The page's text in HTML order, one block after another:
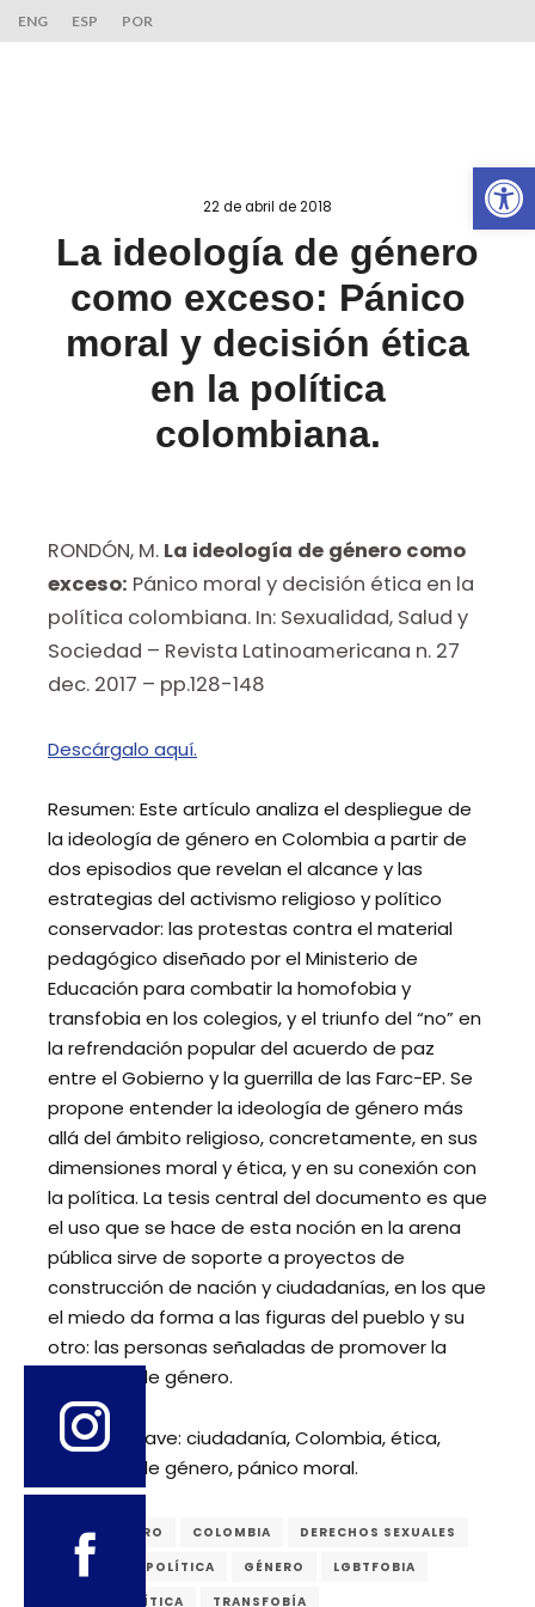
ENG ESP POR
22 de abril de 2018
La ideología de género
como exceso: Pánico
moral y decisión ética
en la política
colombiana.
RONDÓN, M. La ideología de género como
exceso: Pánico moral y decisión ética en la
política colombiana. In: Sexualidad, Salud y
Sociedad – Revista Latinoamericana n. 27
dec. 2017 – pp.128-148
Descárgalo aquí.
Resumen: Este artículo analiza el despliegue de
la ideología de género en Colombia a partir de
dos episodios que revelan el alcance y las
estrategias del activismo religioso y político
conservador: las protestas contra el material
pedagógico diseñado por el Ministerio de
Educación para combatir la homofobia y
transfobia en los colegios, y el triunfo del “no” en
la refrendación popular del acuerdo de paz
entre el Gobierno y la guerrilla de las Farc-EP. Se
propone entender la ideología de género más
allá del ámbito religioso, concretamente, en sus
dimensiones moral y ética, y en su conexión con
la política. La tesis central del documento es que
el uso que se hace de esta noción en la arena
pública sirve de soporte a proyectos de
construcción de nación y ciudadanías, en los que
el miedo da forma a las figuras del pueblo y su
otro: las personas señaladas de promover la
ideología de género.
Palabras clave: ciudadanía, Colombia, ética,
ideología de género, pánico moral.
ANTI-GÉNERO COLOMBIA
DERECHOS SEXUALES
ECONOMÍA POLÍTICA
GÉNERO
LGBTFOBIA
MACROPOLÍTICA
TRANSFOBÍA